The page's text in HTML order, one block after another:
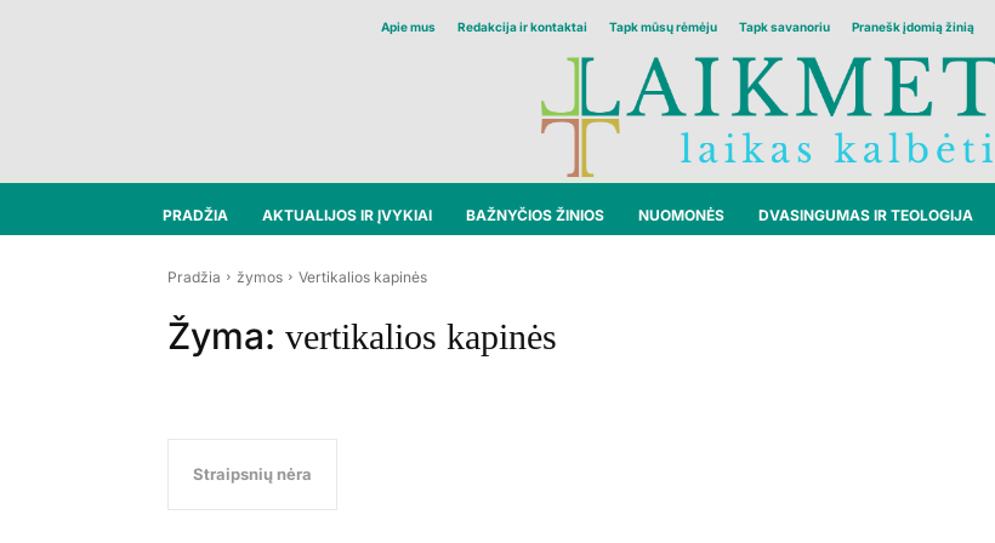
Apie mus Redakcija ir kontaktai Tapk mūsų rėmėju Tapk savanoriu Pranešk įdomią žinią
PRADŽIA AKTUALIJOS IR ĮVYKIAI BAŽNYČIOS ŽINIOS NUOMONĖS DVASINGUMAS IR TEOLOGIJA
Pradžia žymos Vertikalios kapinės
Žyma: vertikalios kapinės
Straipsnių nėra